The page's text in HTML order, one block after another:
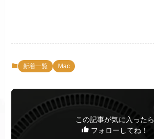
新着一覧 Mac
この記事が気に入ったら
フォローしてね！